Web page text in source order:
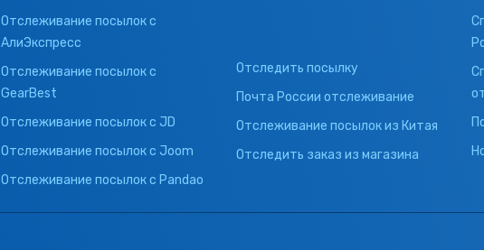
Отслеживание посылок с
АлиЭкспресс
Отслеживание посылок с
GearBest
Отслеживание посылок с JD
Отслеживание посылок с Joom
Отслеживание посылок с Pandao
Отследить посылку
Почта России отслеживание
Отслеживание посылок из Китая
Отследить заказ из магазина